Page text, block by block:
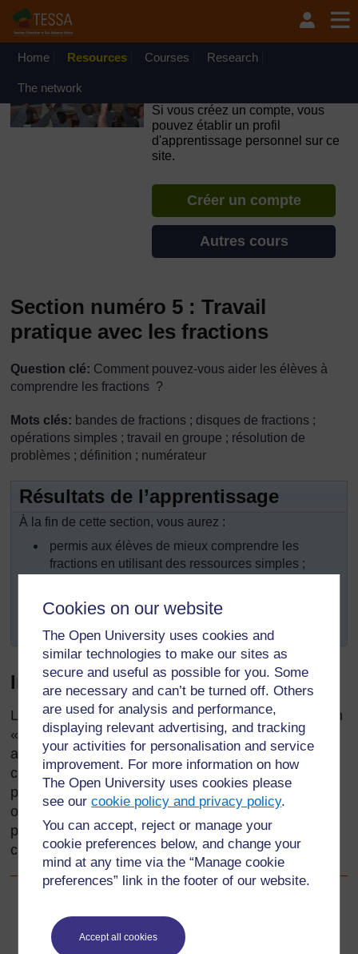
Cookies on our website
The Open University uses cookies and
similar technologies to make our sites as
secure and useful as possible for you. Some
are necessary and can’t be turned off. Others
are used for analysis and performance,
displaying relevant advertising, and tracking
your activities for personalisation and service
improvement. For more information on how
The Open University uses cookies please
see ourcookie policy and privacy policy.
You can accept, reject or manage your
cookie preferences below, and change your
mind at any time via the “Manage cookie
preferences” link in the footer of our website.
Accept all cookies
Passer au contenu principal
OpenLearn Create will be unavailable on Wednesday 12
August 2026 from 8am to 10.30am (GMT) due to routine
Home Resources Courses Research
The network
Si vous créez un compte, vous
pouvez établir un profil
d'apprentissage personnel sur ce
site.
Créer un compte
Autres cours
Section numéro 5 : Travail
pratique avec les fractions
Question clé: Comment pouvez-vous aider les élèves à
comprendre les fractions ?
Mots clés: bandes de fractions ; disques de fractions ;
opérations simples ; travail en groupe ; résolution de
problèmes ; définition ; numérateur
Résultats de l’apprentissage
À la fin de cette section, vous aurez :
permis aux élèves de mieux comprendre les
fractions en utilisant des ressources simples ;
problèmes pour donner de l'assurance aux élèves
Introduction
Le fait d’autoriser les élèves à diviser des choses en
« parties d’un tout » en utilisant des objets réels les
aide à passer plus facilement à des idées abstraites
comme les fractions, la division, les quotients et les
proportions. Cette section vous aide à utiliser des
objets physiques simples et des activités pratiques
pour développer la compréhension de ces concepts
chez vos élèves.
Ressource 4 : Table de multiplication